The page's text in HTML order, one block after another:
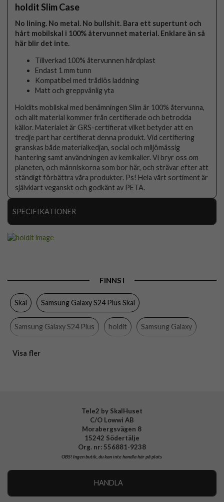
holdit Slim Case
No lining. No metal. No bullshit. Bara ett supertunt och
hårt mobilskal i 100% återvunnet material. Enklare än så
här blir det inte.
Tillverkad 100% återvunnen hårdplast
Endast 1 mm tunn
Kompatibel med trådlös laddning
Matt och greppvänlig yta
Holdits mobilskal med benämningen Slim är 100% återvunna,
och allt material kommer från certifierade och betrodda
källor. Materialet är GRS-certifierat vilket betyder att en
tredje part har certifierat denna produkt. Vid certifiering
granskas både materialkedjan, social och miljömässig
hantering samt användningen av kemikalier. Vi bryr oss om
planeten, och människorna som bor här, och strävar efter att
ständigt förbättra våra produkter. Ps! Hela vårt sortiment är
självklart veganskt och godkänt av PETA.
SPECIFIKATIONER
Slimmad, Trådlös laddning-kompatibel
Färg
Återvunnen plast
Tillverkarens art nr
FINNS I
Skal Samsung Galaxy S24 Plus Skal
Samsung Galaxy S24 Plus holdit Samsung Galaxy
Mobiltillbehör
Visa fler
Tele2 by SkalHuset
C/O Lowwi AB
Morabergsvägen 8
15242 Södertälje
Org. nr: 556881-9238
OBS!Ingen butik, du kan inte handla här på plats
HANDLA